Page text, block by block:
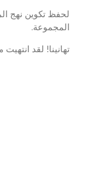
تكوين نهج
لقد انتهيت من